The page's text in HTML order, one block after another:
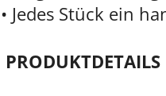
• Jedes Stück ein
PRODUKTDETAILS